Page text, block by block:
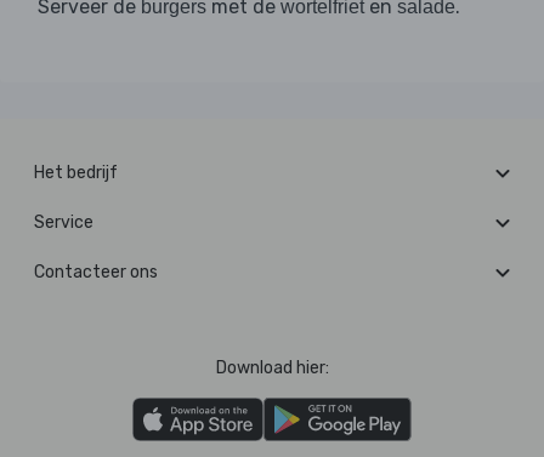
Serveer de burgers met de wortelfrieten salade.
Het bedrijf
Service
Contacteer ons
Download hier: